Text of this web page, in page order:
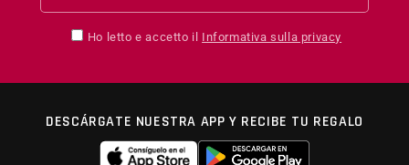
Ho letto e accetto il Informativa sulla privacy
DESCÁRGATE NUESTRA APP Y RECIBE TU REGALO